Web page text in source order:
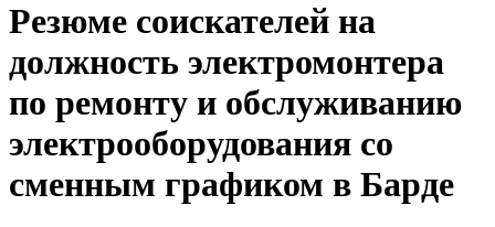
Резюме соискателей на
должность электромонтера
по ремонту и обслуживанию
электрооборудования со
сменным графиком в Барде